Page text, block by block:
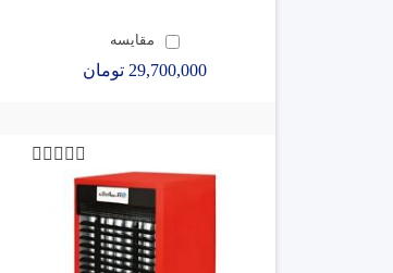
مقایسه
29,700,000 تومان